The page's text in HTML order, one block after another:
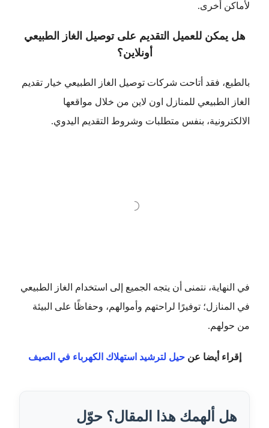
لأماكن أخرى.
هل يمكن للعميل التقديم على توصيل الغاز الطبيعي
أونلاين؟
بالطبع، فقد أتاحت شركات توصيل الغاز الطبيعي خيار تقديم
الغاز الطبيعي للمنازل اون لاين من خلال مواقعها
الالكترونية، بنفس متطلبات وشروط التقديم اليدوي.
في النهاية، نتمنى أن يتجه الجميع إلى استخدام الغاز الطبيعي
في المنازل؛ توفيرًا لراحتهم وأموالهم، وحفاظًا على البيئة
من حولهم.
إقراء أيضا عنحيل لترشيد استهلاك الكهرباء في الصيف
هل ألهمك هذا المقال؟ حوّل